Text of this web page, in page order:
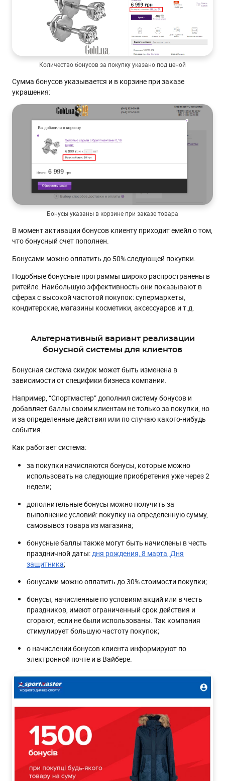
Количество бонусов за покупку указано под ценой
Сумма бонусов указывается и в корзине при заказе
украшения:
Бонусы указаны в корзине при заказе товара
В момент активации бонусов клиенту приходит емейл о том,
что бонусный счет пополнен.
Бонусами можно оплатить до 50% следующей покупки.
Подобные бонусные программы широко распространены в
ритейле. Наибольшую эффективность они показывают в
сферах с высокой частотой покупок: супермаркеты,
кондитерские, магазины косметики, аксессуаров и т.д.
Альтернативный вариант реализации
бонусной системы для клиентов
Бонусная система скидок может быть изменена в
зависимости от специфики бизнеса компании.
Например, “Спортмастер” дополнил систему бонусов и
добавляет баллы своим клиентам не только за покупки, но
и за определенные действия или по случаю какого-нибудь
события.
Как работает система:
за покупки начисляются бонусы, которые можно
использовать на следующие приобретения уже через 2
недели;
дополнительные бонусы можно получить за
выполнение условий: покупку на определенную сумму,
самовывоз товара из магазина;
бонусные баллы также могут быть начислены в честь
праздничной даты:дня рождения, 8 марта, Дня
защитника;
бонусами можно оплатить до 30% стоимости покупки;
бонусы, начисленные по условиям акций или в честь
праздников, имеют ограниченный срок действия и
сгорают, если не были использованы. Так компания
стимулирует большую частоту покупок;
о начислении бонусов клиента информируют по
электронной почте и в Вайбере.